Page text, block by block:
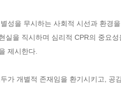
성을 무시하는 사회적 시선과 환경
실을 직시하며 심리적 CPR의 중요
제시한다.
가 개별적 존재임을 환기시키고, 공